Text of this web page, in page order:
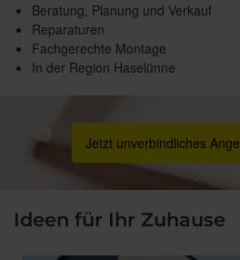
Beratung, Planung und Verkauf
Reparaturen
Fachgerechte Montage
In der Region Haselünne
Jetzt unverbindliches
Ideen für Ihr Zuhause